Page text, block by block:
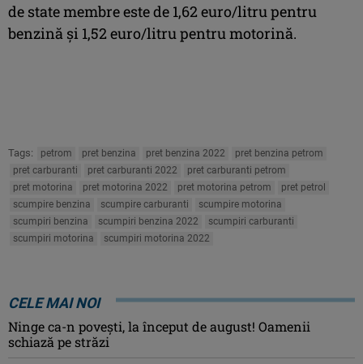
de state membre este de 1,62 euro/litru pentru
benzină și 1,52 euro/litru pentru motorină.
Tags: petrom pret benzina pret benzina 2022
pret benzina petrom
pret carburanti
pret carburanti 2022
pret carburanti petrom
pret motorina
pret motorina 2022 pret motorina petrom
pret petrol
scumpire benzina
scumpire carburanti
scumpire motorina
scumpiri benzina
scumpiri benzina 2022
scumpiri carburanti
scumpiri motorina
scumpiri motorina 2022
CELE MAI NOI
Ninge ca-n povești, la început de august! Oamenii
schiază pe străzi